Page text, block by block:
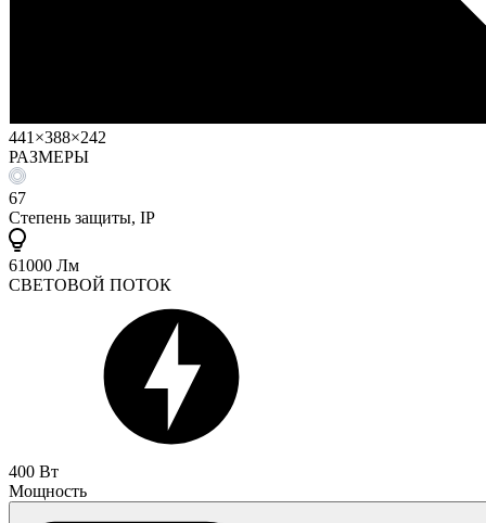
441×388×242
РАЗМЕРЫ
67
Степень защиты, IP
61000 Лм
СВЕТОВОЙ ПОТОК
400 Вт
Мощность